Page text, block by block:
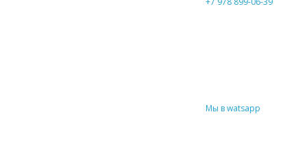
Мы в watsapp